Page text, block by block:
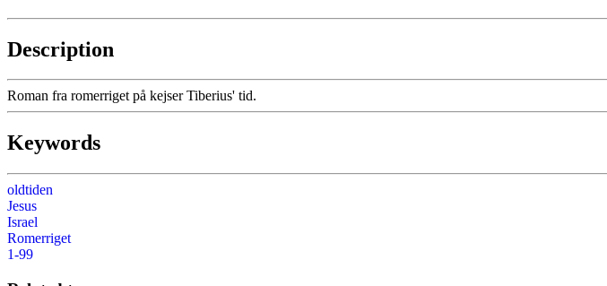
Description
Roman fra romerriget på kejser Tiberius' tid.
Keywords
oldtiden
Jesus
Israel
Romerriget
1-99